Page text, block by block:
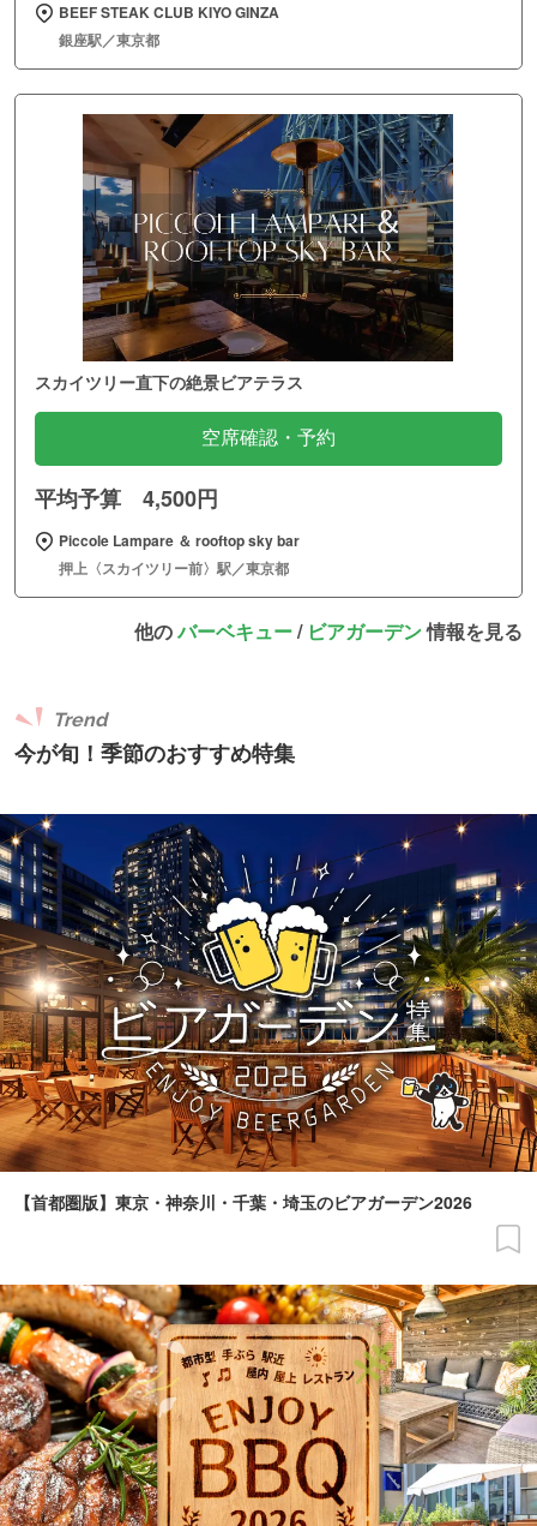
BEEF STEAK CLUB KIYO GINZA
銀座駅／東京都
スカイツリー直下の絶景ビアテラス
空席確認・予約
平均予算 4,500円
Piccole Lampare ＆ rooftop sky bar
押上〈スカイツリー前〉駅／東京都
他のバーベキュー/ ビアガーデン情報を見る
今が旬！季節のおすすめ特集
Trend
【首都圏版】東京・神奈川・千葉・埼玉のビアガーデン2026